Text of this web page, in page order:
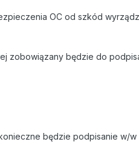
OC od szkód
zobowiązany będzie do
będzie podpisanie w/